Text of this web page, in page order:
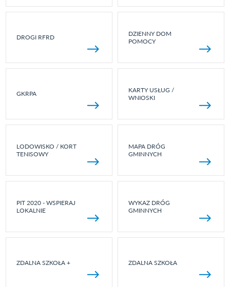
DROGI RFRD
DZIENNY DOM
POMOCY
GKRPA
KARTY USŁUG /
WNIOSKI
LODOWISKO / KORT
TENISOWY
MAPA DRÓG
GMINNYCH
PIT 2020 - WSPIERAJ
LOKALNIE
WYKAZ DRÓG
GMINNYCH
ZDALNA SZKOŁA + ZDALNA SZKOŁA